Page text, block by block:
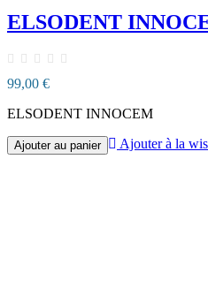
ELSODENT
99,00 €
ELSODENT INNOCEM
Ajouter au panier Ajouter à la